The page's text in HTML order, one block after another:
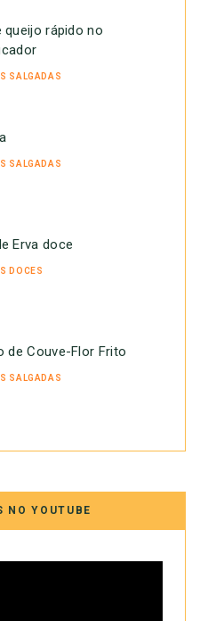
queijo rápido no
SALGADAS
SALGADAS
Erva doce
DOCES
de Couve-Flor Frito
SALGADAS
NO YOUTUBE